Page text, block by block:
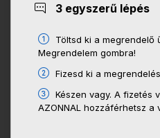
3 egyszerű lépés
Töltsd ki a megrendelő
Megrendelem gombra!
Fizesd ki a
Készen vagy. A fizetés
AZONNAL hozzáférhetsz a